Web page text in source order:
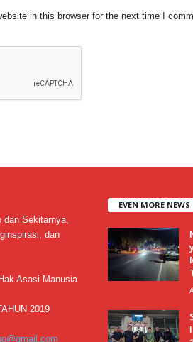
in this browser for the next time I
dan Sekitarnya,
dan
Asasi Manusia
2019
EVEN MORE NEWS